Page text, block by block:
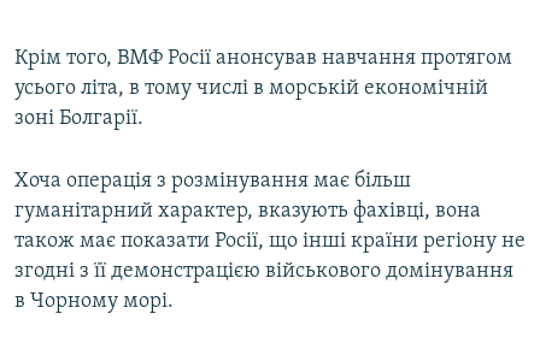
Крім того, ВМФ Росії анонсував навчання протягом
усього літа, в тому числі в морській економічній
зоні Болгарії.
Хоча операція з розмінування має більш
гуманітарний характер, вказують фахівці, вона
також має показати Росії, що інші країни регіону не
згодні з її демонстрацією військового домінування
в Чорному морі.